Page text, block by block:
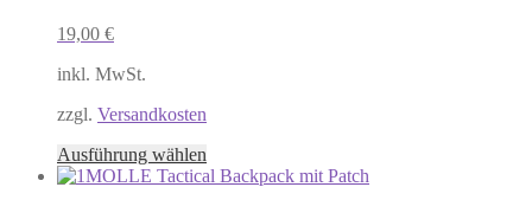
werden
19,00 €
inkl. MwSt.
zzgl. Versandkosten
Ausführung wählen
Produkt